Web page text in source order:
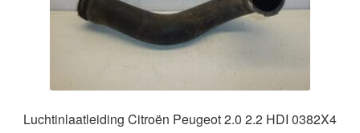
Luchtinlaatleiding Citroën Peugeot 2.0 2.2 HDI 0382X4